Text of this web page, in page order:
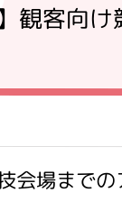
観客向
会場まで